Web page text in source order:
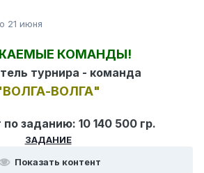
21 июня
КОМАНДЫ!
турнира - команда
ВОЛГА"
по заданию: 10 140 500 гр.
ЗАДАНИЕ
Показать контент